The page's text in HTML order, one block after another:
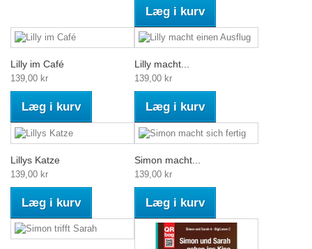
Læg i kurv
Lilly im Café
139,00 kr
Læg i kurv
Lilly macht...
139,00 kr
Læg i kurv
Lillys Katze
139,00 kr
Læg i kurv
Simon macht...
139,00 kr
Læg i kurv